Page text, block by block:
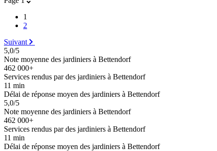
1
2
Suivant
5,0/5
Note moyenne des jardiniers à Bettendorf
462 000+
Services rendus par des jardiniers à Bettendorf
11 min
Délai de réponse moyen des jardiniers à Bettendorf
5,0/5
Note moyenne des jardiniers à Bettendorf
462 000+
Services rendus par des jardiniers à Bettendorf
11 min
Délai de réponse moyen des jardiniers à Bettendorf